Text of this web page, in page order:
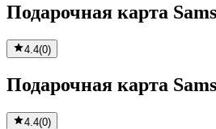
Подарочная карта
4.4(0)
Подарочная карта
4.4(0)